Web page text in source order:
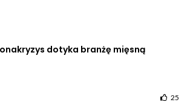
dotyka branżę mięsną
25